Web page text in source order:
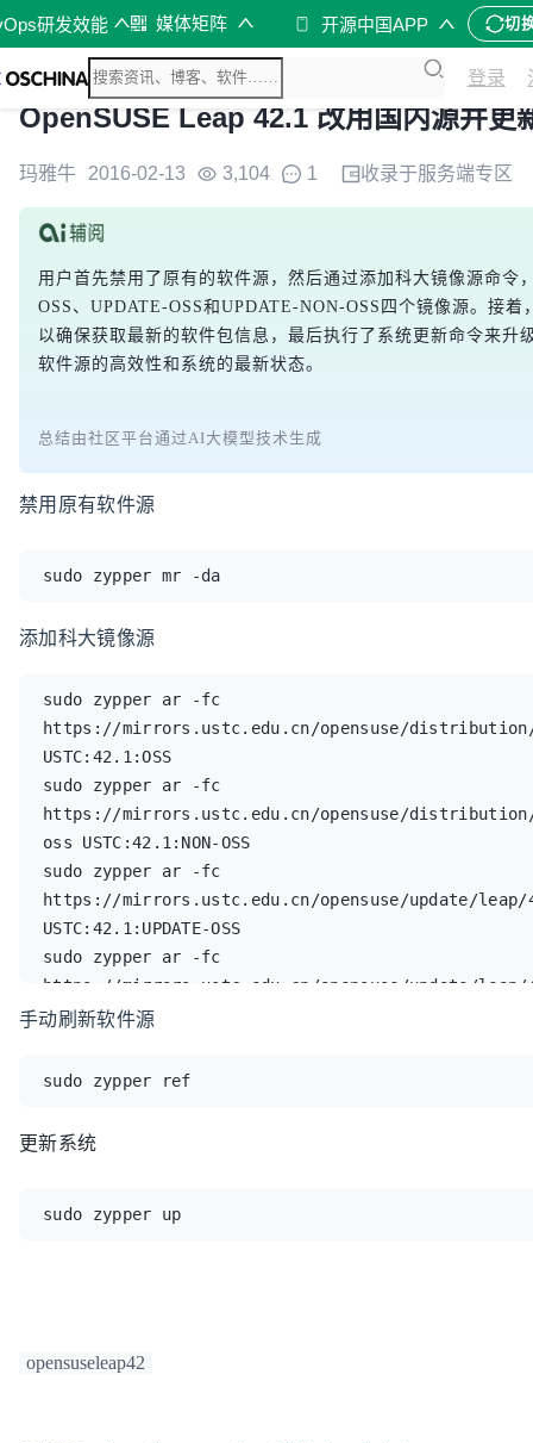
研发效能 媒体矩阵 开源中国APP 切
登录
OpenSUSE Leap 42.1 改用国内源并更
玛雅牛 2016-02-13 3,104 1 收录于服务端专区
用户首先禁用了原有的软件源，然后通过添加科大镜像源命令
OSS、UPDATE-OSS和UPDATE-NON-OSS四个镜像源。接
以确保获取最新的软件包信息，最后执行了系统更新命令来升
软件源的高效性和系统的最新状态。
总结由社区平台通过AI大模型技术生成
禁用原有软件源
sudo zypper mr -da
添加科大镜像源
sudo zypper ar -fc
https://mirrors.ustc.edu.cn/opensuse/
USTC:42.1:OSS
sudo zypper ar -fc
https://mirrors.ustc.edu.cn/opensuse/
oss USTC:42.1:NON-OSS
sudo zypper ar -fc
https://mirrors.ustc.edu.cn/opensuse/update/leap/
USTC:42.1:UPDATE-OSS
sudo zypper ar -fc
https://mirrors.ustc.edu.cn/opensuse/update/leap/
USTC:42.1:UPDATE-NON-OSS
手动刷新软件源
sudo zypper ref
更新系统
sudo zypper up
opensuseleap42